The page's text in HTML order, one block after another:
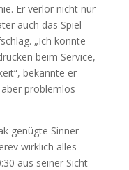
Er verlor nicht nur
auch das Spiel
„Ich konnte
beim Service,
bekannte er
problemlos
genügte Sinner
wirklich alles
aus seiner Sicht